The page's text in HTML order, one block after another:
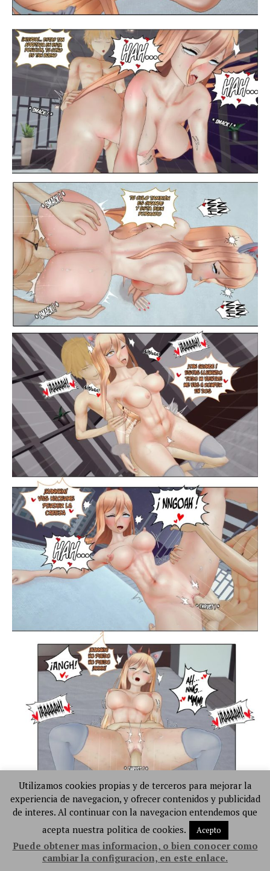
Utilizamos cookies propias y de terceros para mejorar la
experiencia de navegacion, y ofrecer contenidos y publicidad
de interes. Al continuar con la navegacion entendemos que
acepta nuestra politica de cookies.
Acepto
Puede obtener mas informacion, o bien conocer como
cambiar la configuracion, en este enlace.